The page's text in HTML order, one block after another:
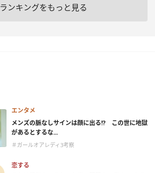
ランキングをもっと見る
エンタメ
メンズの脈なしサインは顔に出る!? この世に地獄
があるとするな...
＃ガールオアレディ3考察
恋する